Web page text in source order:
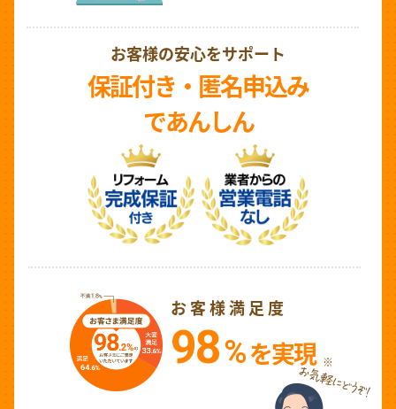
お客様の安心をサポート
保証付き・匿名申込み
であんしん
お客様満足度
98%を実現 ※